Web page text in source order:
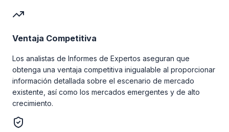
Ventaja Competitiva
Los analistas de Informes de Expertos aseguran que
obtenga una ventaja competitiva inigualable al proporcionar
información detallada sobre el escenario de mercado
existente, así como los mercados emergentes y de alto
crecimiento.